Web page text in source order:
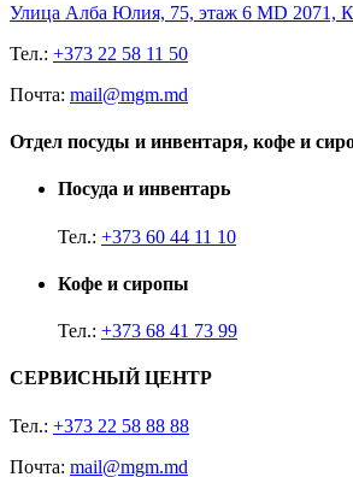
Улица Алба Юлия, 75, этаж 6 MD 2071,
Тел.: +373 22 58 11 50
Почта: mail@mgm.md
Отдел посуды и инвентаря, кофе и
Посуда и инвентарь
Тел.: +373 60 44 11 10
Кофе и сиропы
Тел.: +373 68 41 73 99
СЕРВИСНЫЙ ЦЕНТР
Тел.: +373 22 58 88 88
Почта: mail@mgm.md